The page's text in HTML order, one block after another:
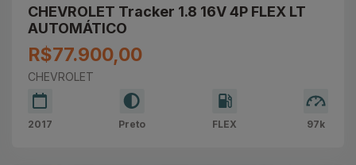
CHEVROLET Tracker 1.8 16V 4P FLEX LT
AUTOMÁTICO
R$77.900,00
CHEVROLET
2017 Preto FLEX 97k